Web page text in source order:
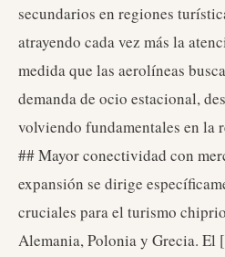
secundarios en regiones
atrayendo cada vez más la
medida que las aerolíneas
demanda de ocio estacional,
volviendo fundamentales en la
## Mayor conectividad con
expansión se dirige
cruciales para el turismo
Alemania, Polonia y Grecia. El